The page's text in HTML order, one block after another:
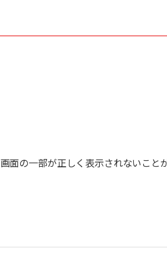
の一部が正しく表示されないこと